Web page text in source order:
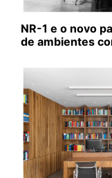
NR-1 e o novo
de ambientes